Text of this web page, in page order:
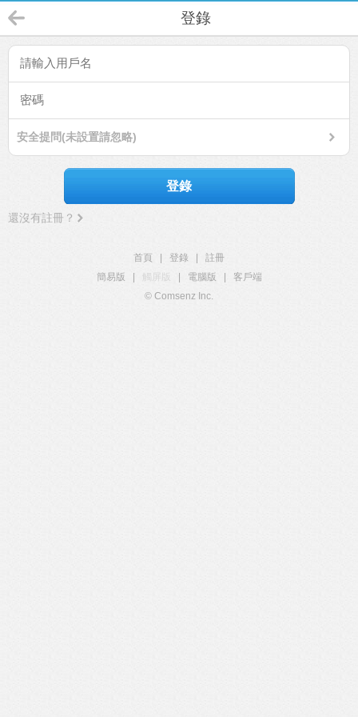
登錄
安全提問(未設置請忽略)
登錄
還沒有註冊？
首頁 登錄
註冊
簡易版
觸屏版 電腦版
客戶端
© Comsenz Inc.